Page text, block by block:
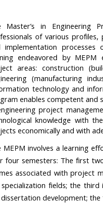
Master’s in Engineering
of various
implementation processes
endeavored by MEPM
areas: construction
(manufacturing
technology and
enables competent and
project
knowledge with
economically and with
MEPM involves a learning
four semesters: The first
associated with project
fields; the
development;